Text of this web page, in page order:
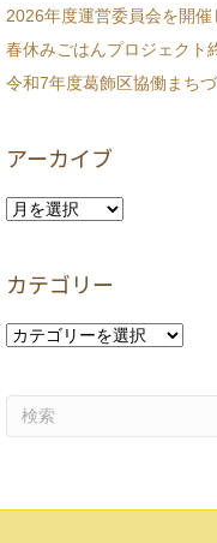
2026年度運営委員会を開催
春休みごはんプロジェクト
令和7年度葛飾区協働まち
アーカイブ
ア
イ
カテゴリー
カ